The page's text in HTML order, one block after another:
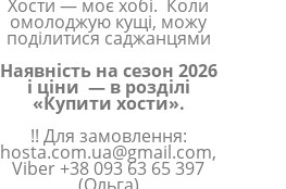
Хости — моє хобі. Коли
омолоджую кущі, можу
поділитися саджанцями
Наявність на сезон 2026
і ціни — в розділі
«Купити хости».
!! Для замовлення:
hosta.com.ua@gmail.com,
Viber +38 093 63 65 397